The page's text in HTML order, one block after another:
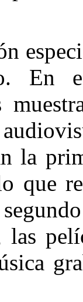
En
la
que
las